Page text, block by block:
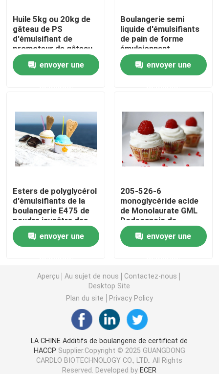
Visite d'usine
Contrôle de qualité
Nouvelles
Demandez une citation
Émulsifiant de catégorie comestible
Émulsifiants alimentaires naturels
Monoglycéride distillé
Monostéarate de glycérol
Émulsifiant de promoteur de gâteau
Huile 5kg ou 20kg de
gâteau de PS
d'émulsifiant de
promoteur de gâteau
de boulangerie/baril
Rich Fragrant Flavor
envoyer une
Boulangerie semi
liquide d'émulsifiants
de pain de forme
émulsionnant
hydratant la crème
envoyer une
Esters de polyglycérol
d'émulsifiants de la
boulangerie E475 de
poudre jaunâtre des
acides gras PGE
envoyer une
205-526-6
monoglycéride acide
de Monolaurate GML
Dodecanoic de
glycérol d'émulsifiants
de Bakeyenvoyer une
Aperçu Au sujet de nous
Contactez-nous
Desktop Site
Plan du site
Privacy Policy
LA CHINE Additifs de boulangerie de certificat de
HACCP Supplier.Copyright © 2025 GUANGDONG
CARDLO BIOTECHNOLOGY CO., LTD.. All Rights
Reserved. Developed by ECER